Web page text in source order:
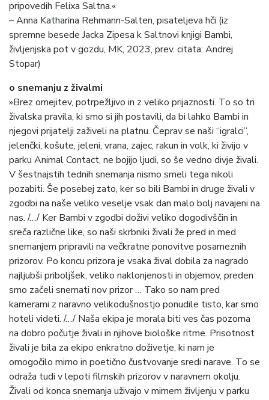
pripovedih Felixa Saltna.«
– Anna Katharina Rehmann-Salten, pisateljeva hči (iz
spremne besede Jacka Zipesa k Saltnovi knjigi Bambi,
življenjska pot v gozdu, MK, 2023, prev. citata: Andrej
Stopar)
o snemanju z živalmi
»Brez omejitev, potrpežljivo in z veliko prijaznosti. To so tri
živalska pravila, ki smo si jih postavili, da bi lahko Bambi in
njegovi prijatelji zaživeli na platnu. Čeprav se naši “igralci”,
jelenčki, košute, jeleni, vrana, zajec, rakun in volk, ki živijo v
parku Animal Contact, ne bojijo ljudi, so še vedno divje živali.
V šestnajstih tednih snemanja nismo smeli tega nikoli
pozabiti. Še posebej zato, ker so bili Bambi in druge živali v
zgodbi na naše veliko veselje vsak dan malo bolj navajeni na
nas. /…/ Ker Bambi v zgodbi doživi veliko dogodivščin in
sreča različne like, so naši skrbniki živali že pred in med
snemanjem pripravili na večkratne ponovitve posameznih
prizorov. Po koncu prizora je vsaka žival dobila za nagrado
najljubši priboljšek, veliko naklonjenosti in objemov, preden
smo začeli snemati nov prizor … Tako so nam pred
kamerami z naravno velikodušnostjo ponudile tisto, kar smo
hoteli videti. /…/ Naša ekipa je morala biti ves čas pozorna
na dobro počutje živali in njihove biološke ritme. Prisotnost
živali je bila za ekipo enkratno doživetje, ki nam je
omogočilo mirno in poetično čustvovanje sredi narave. To se
odraža tudi v lepoti filmskih prizorov v naravnem okolju.
Živali od konca snemanja uživajo v mirnem življenju v parku